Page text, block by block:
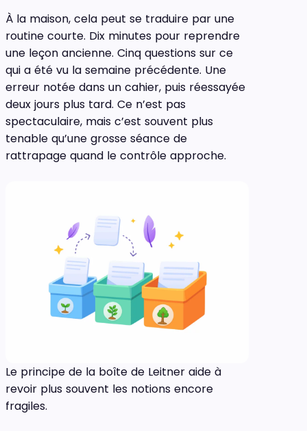
À la maison, cela peut se traduire par une
routine courte. Dix minutes pour reprendre
une leçon ancienne. Cinq questions sur ce
qui a été vu la semaine précédente. Une
erreur notée dans un cahier, puis réessayée
deux jours plus tard. Ce n’est pas
spectaculaire, mais c’est souvent plus
tenable qu’une grosse séance de
rattrapage quand le contrôle approche.
Le principe de la boîte de Leitner aide à
revoir plus souvent les notions encore
fragiles.